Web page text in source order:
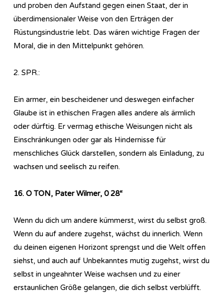
und proben den Aufstand gegen einen Staat, der in
überdimensionaler Weise von den Erträgen der
Rüstungsindustrie lebt. Das wären wichtige Fragen der
Moral, die in den Mittelpunkt gehören.
2. SPR.:
Ein armer, ein bescheidener und deswegen einfacher
Glaube ist in ethischen Fragen alles andere als ärmlich
oder dürftig. Er vermag ethische Weisungen nicht als
Einschränkungen oder gar als Hindernisse für
menschliches Glück darstellen, sondern als Einladung, zu
wachsen und seelisch zu reifen.
16. O TON, Pater Wilmer, 0 28“
Wenn du dich um andere kümmerst, wirst du selbst groß.
Wenn du auf andere zugehst, wächst du innerlich. Wenn
du deinen eigenen Horizont sprengst und die Welt offen
siehst, und auch auf Unbekanntes mutig zugehst, wirst du
selbst in ungeahnter Weise wachsen und zu einer
erstaunlichen Größe gelangen, die dich selbst verblüfft.